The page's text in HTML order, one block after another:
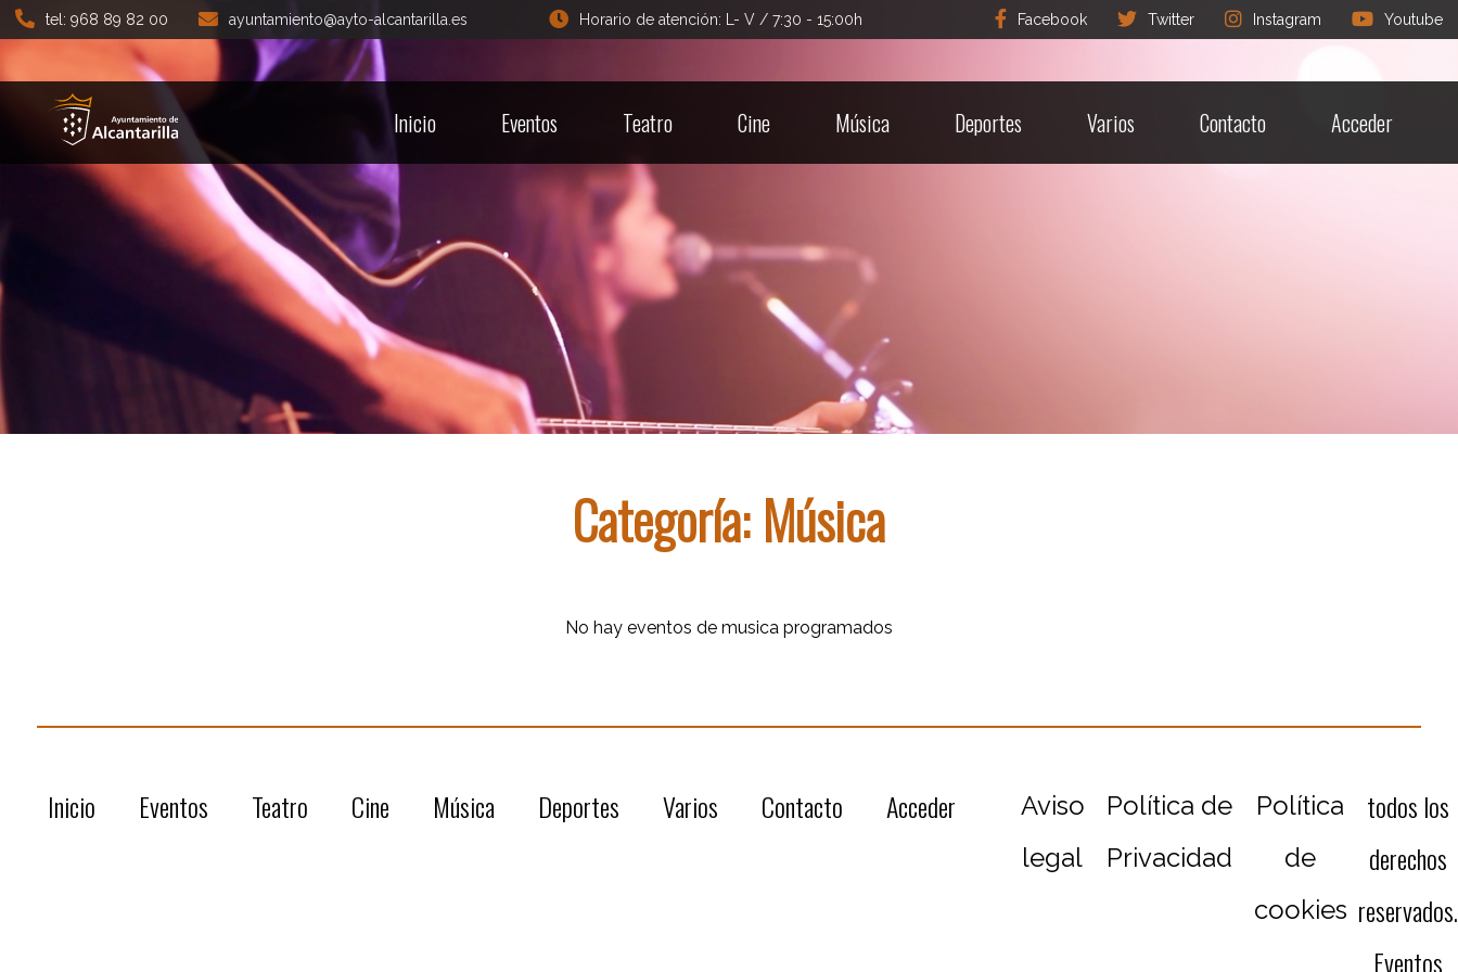
tel: 968 89 82 00 ayuntamiento@ayto-alcantarilla.es Horario de atención: L- V / 7:30 - 15:00h Facebook Twitter Instagram Youtube
Inicio Eventos Teatro Cine Música Deportes Varios Contacto Acceder
Categoría: Música
No hay eventos de musica programados
Inicio Eventos Teatro Cine Música Deportes Varios Contacto Acceder
Aviso
legal
Política de
Privacidad
Política
de
cookies
todos los
derechos
reservados.
Eventos